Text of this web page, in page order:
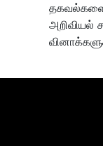
அறிவியல்